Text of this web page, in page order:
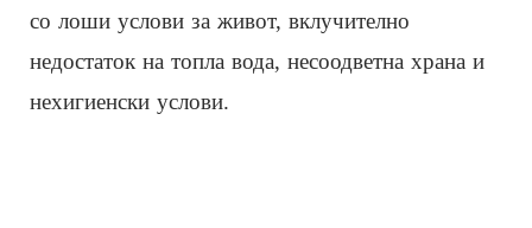
со лоши услови за живот, вклучително
недостаток на топла вода, несоодветна храна и
нехигиенски услови.